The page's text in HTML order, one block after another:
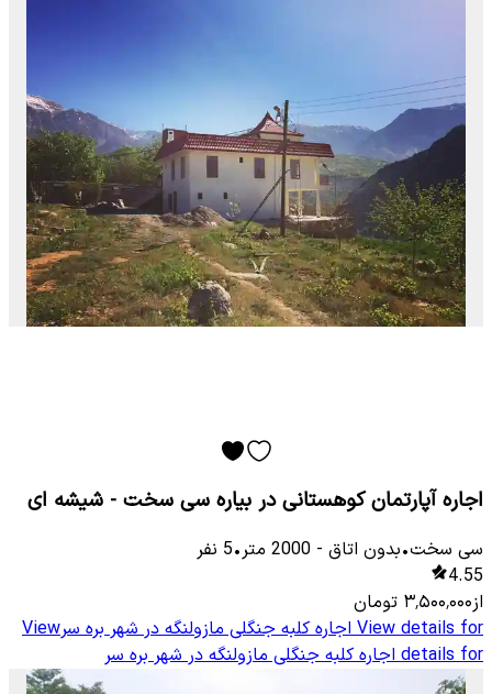
اجاره آپارتمان کوهستانی در بیاره سی سخت - شیشه ای
سی سخت•بدون اتاق -
2000 متر•
5 نفر
4.55
از۳٬۵۰۰٬۰۰۰ تومان
View details for اجاره کلبه جنگلی مازولنگه در شهر بره سرView
details for اجاره کلبه جنگلی مازولنگه در شهر بره سر